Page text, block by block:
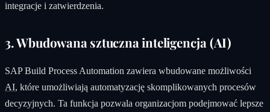
integracje i zatwierdzenia.
3. Wbudowana sztuczna inteligencja (AI)
SAP Build Process Automation zawiera wbudowane możliwości
AI, które umożliwiają automatyzację skomplikowanych procesów
decyzyjnych. Ta funkcja pozwala organizacjom podejmować lepsze